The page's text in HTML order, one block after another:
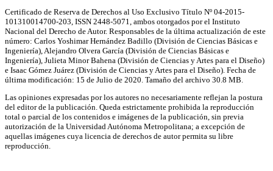
Certificado de Reserva de Derechos al Uso Exclusivo Título Nº 04-2015-
101310014700-203, ISSN 2448-5071, ambos otorgados por el Instituto
Nacional del Derecho de Autor. Responsables de la última actualización de este
número: Carlos Yoshimar Hernández Badillo (División de Ciencias Básicas e
Ingeniería), Alejandro Olvera García (División de Ciencias Básicas e
Ingeniería), Julieta Minor Bahena (División de Ciencias y Artes para el Diseño)
e Isaac Gómez Juárez (División de Ciencias y Artes para el Diseño). Fecha de
última modificación: 15 de Julio de 2020. Tamaño del archivo 30.8 MB.
Las opiniones expresadas por los autores no necesariamente reflejan la postura
del editor de la publicación. Queda estrictamente prohibida la reproducción
total o parcial de los contenidos e imágenes de la publicación, sin previa
autorización de la Universidad Autónoma Metropolitana; a excepción de
aquellas imágenes cuya licencia de derechos de autor permita su libre
reproducción.